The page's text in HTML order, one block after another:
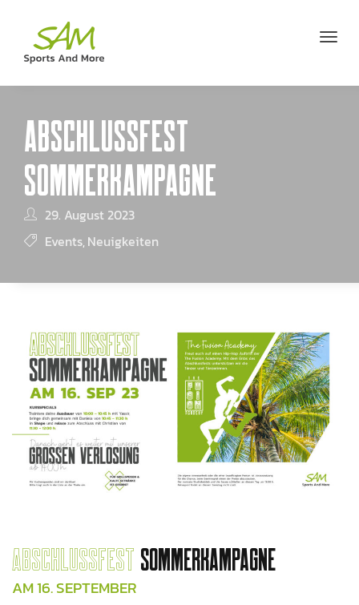
ABSCHLUSSFEST
SOMMERKAMPAGNE
29. August 2023
Events, Neuigkeiten
ABSCHLUSSFEST SOMMERKAMPAGNE
AM 16. SEPTEMBER